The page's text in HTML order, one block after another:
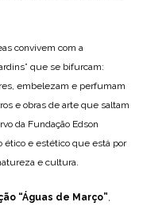
convivem com a
que se bifurcam:
embelezam e perfumam
e obras de arte que saltam
da Fundação Edson
ético e estético que está por
e cultura.
“Águas de Março”,